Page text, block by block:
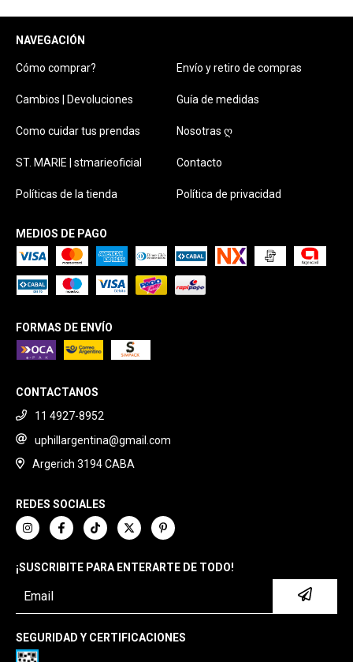
NAVEGACIÓN
Cómo comprar? Envío y retiro de compras
Cambios | Devoluciones Guía de medidas
Como cuidar tus prendas Nosotras ღ
ST. MARIE | stmarieoficial Contacto
Políticas de la tienda Política de privacidad
MEDIOS DE PAGO
FORMAS DE ENVÍO
CONTACTANOS
11 4927-8952
uphillargentina@gmail.com
Argerich 3194 CABA
REDES SOCIALES
¡SUSCRIBITE PARA ENTERARTE DE TODO!
SEGURIDAD Y CERTIFICACIONES